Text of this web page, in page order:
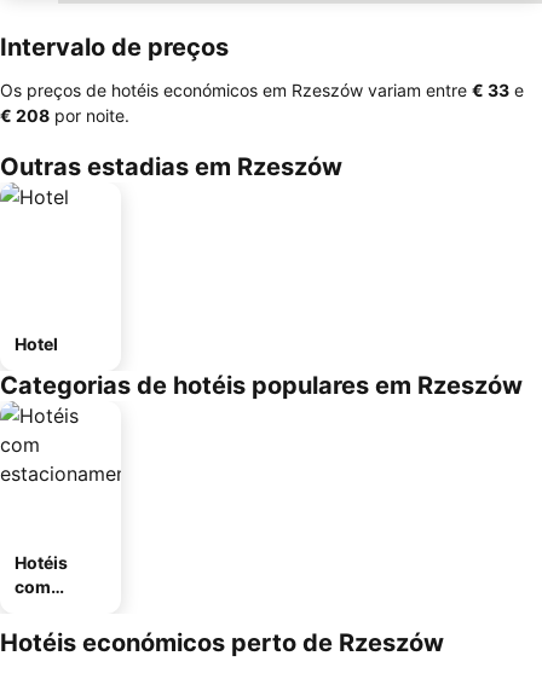
Intervalo de preços
Os preços de hotéis económicos em Rzeszów variam entre ‎€ 33 e
‎€ 208 por noite.
Outras estadias em Rzeszów
Hotel
Categorias de hotéis populares em Rzeszów
Hotéis
com
mento
Hotéis económicos perto de Rzeszów